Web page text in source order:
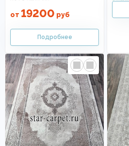
от 19200 руб